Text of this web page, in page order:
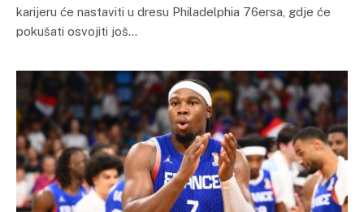
karijeru će nastaviti u dresu Philadelphia 76ersa, gdje će
pokušati osvojiti još…